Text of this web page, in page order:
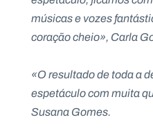
músicas e vozes
coração cheio», Carla
«O resultado de toda a
espetáculo com muita
Susana Gomes.